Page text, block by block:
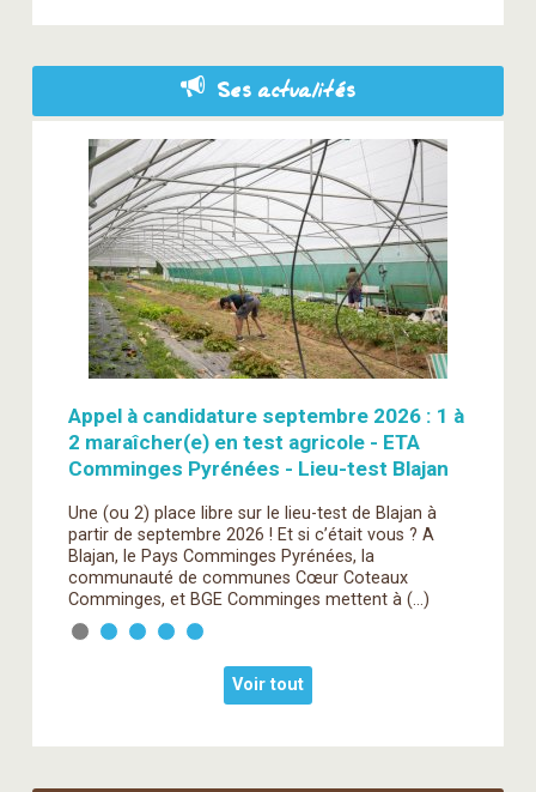
Ses actualités
Des pacelles de test disponibles à la
ferme de Quincy !
permanent à Massongy (74).
Voir tout